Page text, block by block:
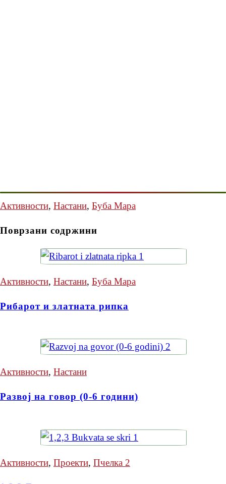
Активности, Настани, Буба Мара
Поврзани содржини
Активности, Настани, Буба Мара
Рибарот и златната рипка
Активности, Настани
Развој на говор (0-6 години)
Активности, Проекти, Пчелка 2